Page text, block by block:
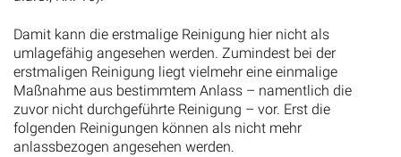
Damit kann die erstmalige Reinigung hier nicht als
umlagefähig angesehen werden. Zumindest bei der
erstmaligen Reinigung liegt vielmehr eine einmalige
Maßnahme aus bestimmtem Anlass – namentlich die
zuvor nicht durchgeführte Reinigung – vor. Erst die
folgenden Reinigungen können als nicht mehr
anlassbezogen angesehen werden.